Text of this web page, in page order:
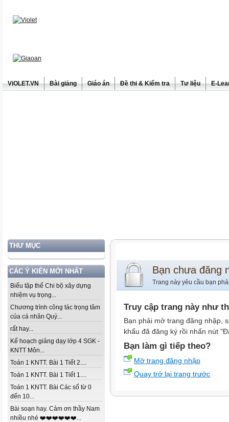
ViOLET.VN Bài giảng Giáo án Đề thi & Kiểm tra Tư liệu E-
THƯ MỤC
CÁC Ý KIẾN MỚI NHẤT
Biểu tập thể Chi bộ xây dựng
nhiệm vụ trọng...
Chương trình công tác trọng tâm
của cá nhân Quý...
rất hay...
Kế hoạch giảng dạy lớp 4 SGK -
KNTT Môn...
Toán 1 KNTT. Bài 1 Tiết 2....
Toán 1 KNTT. Bài 1 Tiết 1....
Toán 1 KNTT. Bài Các số từ 0
đến 10...
Bài soạn hay. Cảm ơn thầy Nam
nhiều nhé ❤️❤️❤️❤️❤️❤️...
Bạn chưa đăng
Trang này yêu cầu bạn
Truy cập trang này như
Bạn phải mở trang đăng nhập,
khẩu đã đăng ký rồi nhấn nút
Bạn làm gì tiếp theo?
Mở trang đăng nhập
Quay trở lại trang trước